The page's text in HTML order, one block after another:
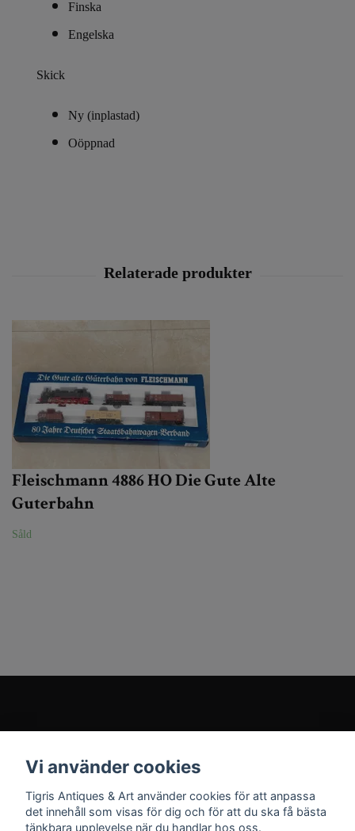
Finska
Engelska
Skick
Ny (inplastad)
Oöppnad
Fleischmann 4886 HO Die Gute Alte
Guterbahn
Såld
Sociala medier
Vi använder cookies
Tigris Antiques & Art använder cookies för att anpassa
det innehåll som visas för dig och för att du ska få bästa
tänkbara upplevelse när du handlar hos oss.